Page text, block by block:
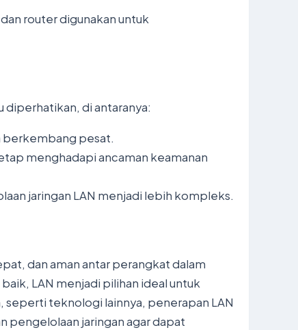
router digunakan untuk
diperhatikan, di antaranya:
berkembang pesat.
menghadapi ancaman keamanan
jaringan LAN menjadi lebih kompleks.
dan aman antar perangkat dalam
LAN menjadi pilihan ideal untuk
seperti teknologi lainnya, penerapan LAN
pengelolaan jaringan agar dapat